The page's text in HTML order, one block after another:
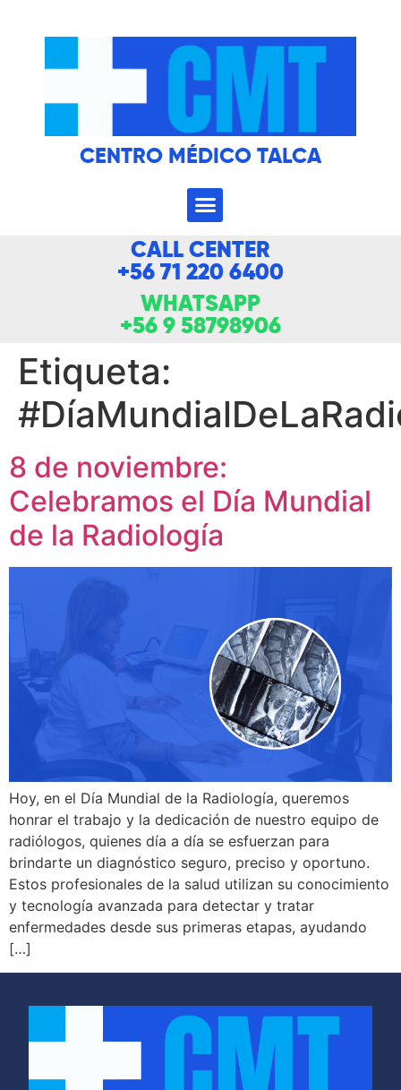
CENTRO MÉDICO TALCA
CALL CENTER
+56 71 220 6400
WHATSAPP
+56 9 58798906
Etiqueta:
8 de noviembre:
Celebramos el Día Mundial
de la Radiología
Hoy, en el Día Mundial de la Radiología, queremos
honrar el trabajo y la dedicación de nuestro equipo de
radiólogos, quienes día a día se esfuerzan para
brindarte un diagnóstico seguro, preciso y oportuno.
Estos profesionales de la salud utilizan su conocimiento
y tecnología avanzada para detectar y tratar
enfermedades desde sus primeras etapas, ayudando
[…]